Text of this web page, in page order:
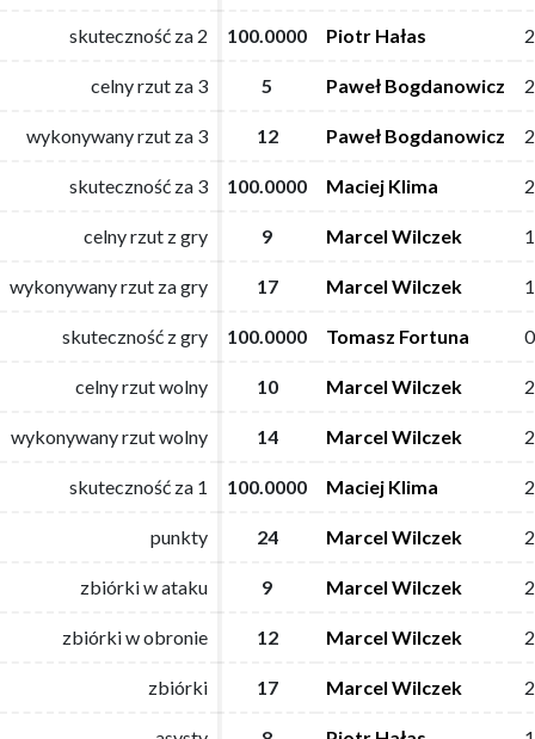
skuteczność za 2 100.0000 Piotr Hałas
celny rzut za 3 5 Paweł Bogdanowicz
wykonywany rzut za 3 12 Paweł Bogdanowicz
skuteczność za 3 100.0000 Maciej Klima
celny rzut z gry 9 Marcel Wilczek
wykonywany rzut za gry 17 Marcel Wilczek
skuteczność z gry 100.0000 Tomasz Fortuna
celny rzut wolny 10 Marcel Wilczek
wykonywany rzut wolny 14 Marcel Wilczek
skuteczność za 1 100.0000 Maciej Klima
punkty 24 Marcel Wilczek
zbiórki w ataku 9 Marcel Wilczek
zbiórki w obronie 12 Marcel Wilczek
zbiórki 17 Marcel Wilczek
skuteczność za 2 100.0000 Piotr Hałas
celny rzut za 3 5 Paweł Bogdanowicz
wykonywany rzut za 3 12 Paweł Bogdanowicz
skuteczność za 3 100.0000 Maciej Klima
celny rzut z gry 9 Marcel Wilczek
wykonywany rzut za gry 17 Marcel Wilczek
skuteczność z gry 100.0000 Tomasz Fortuna
celny rzut wolny 10 Marcel Wilczek
wykonywany rzut wolny 14 Marcel Wilczek
skuteczność za 1 100.0000 Maciej Klima
punkty 24 Marcel Wilczek
zbiórki w ataku 9 Marcel Wilczek
zbiórki w obronie 12 Marcel Wilczek
zbiórki 17 Marcel Wilczek